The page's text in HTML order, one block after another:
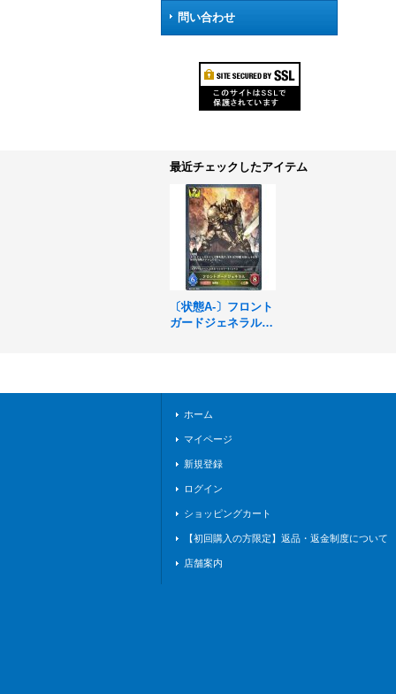
問い合わせ
最近チェックしたアイテム
〔状態A-〕フロント
ガードジェネラル
ホーム
マイページ
新規登録
ログイン
ショッピングカート
【初回購入の方限定】返品・返金制度について
店舗案内